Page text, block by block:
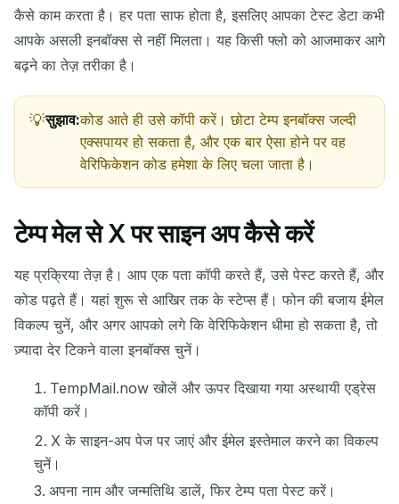
कैसे काम करता है। हर पता साफ होता है, इसलिए आपका टेस्ट डेटा कभी
आपके असली इनबॉक्स से नहीं मिलता। यह किसी फ्लो को आजमाकर आगे
बढ़ने का तेज़ तरीका है।
सुझाव:कोड आते ही उसे कॉपी करें। छोटा टेम्प इनबॉक्स जल्दी
एक्सपायर हो सकता है, और एक बार ऐसा होने पर वह
वेरिफिकेशन कोड हमेशा के लिए चला जाता है।
टेम्प मेल से X पर साइन अप कैसे करें
यह प्रक्रिया तेज़ है। आप एक पता कॉपी करते हैं, उसे पेस्ट करते हैं, और
कोड पढ़ते हैं। यहां शुरू से आखिर तक के स्टेप्स हैं। फोन की बजाय ईमेल
विकल्प चुनें, और अगर आपको लगे कि वेरिफिकेशन धीमा हो सकता है, तो
ज़्यादा देर टिकने वाला इनबॉक्स चुनें।
TempMail.now खोलें और ऊपर दिखाया गया अस्थायी एड्रेस
कॉपी करें।
X के साइन-अप पेज पर जाएं और ईमेल इस्तेमाल करने का विकल्प
चुनें।
अपना नाम और जन्मतिथि डालें, फिर टेम्प पता पेस्ट करें।